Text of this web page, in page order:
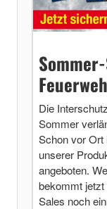
Die
Sommer
Schon vor Ort
unserer
angeboten.
bekommt
Sales noch